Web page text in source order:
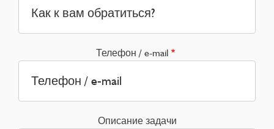
Телефон / e-mail
Описание задачи